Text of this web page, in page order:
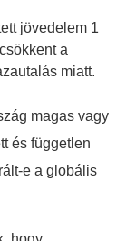
jövedelem 1
a
miatt.
magas vagy
és független
e a globális